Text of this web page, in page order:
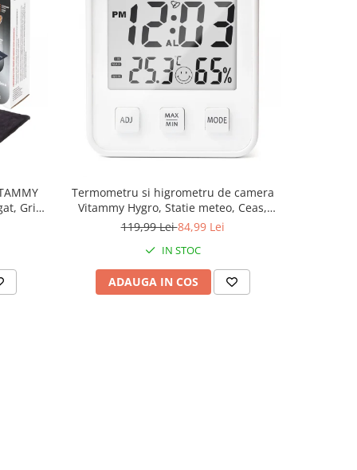
Gri
Termometru si higrometru de camera
Vitammy Hygro, Statie meteo, Ceas,
Alarma, Indicator confort, Alb
119,99 Lei84,99 Lei
IN STOC
ADAUGA IN COS